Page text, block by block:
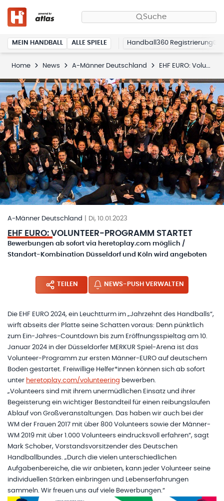
Suche
MEIN HANDBALL ALLE SPIELE Handball360 Registrierung
Home News A-Männer Deutschland EHF EURO: Volunteer-Programm startet
A-Männer Deutschland Di, 10.01.2023
EHF EURO: VOLUNTEER-PROGRAMM STARTET
Bewerbungen ab sofort via heretoplay.com möglich /
Standort-Kombination Düsseldorf und Köln wird angeboten
TEILEN NEWS-PUSH VERWALTEN
Die EHF EURO 2024, ein Leuchtturm im „Jahrzehnt des Handballs“,
wirft abseits der Platte seine Schatten voraus: Denn pünktlich
zum Ein-Jahres-Countdown bis zum Eröffnungsspieltag am 10.
Januar 2024 in der Düsseldorfer MERKUR Spiel-Arena ist das
Volunteer-Programm zur ersten Männer-EURO auf deutschem
Boden gestartet. Freiwillige Helfer*innen können sich ab sofort
unter heretoplay.com/volunteering bewerben.
„Volunteers sind mit ihrem unermüdlichen Einsatz und ihrer
Begeisterung ein wichtiger Bestandteil für einen reibungslaufen
Ablauf von Großveranstaltungen. Das haben wir auch bei der
WM der Frauen 2017 mit über 800 Volunteers sowie der Männer-
WM 2019 mit über 1.000 Volunteers eindrucksvoll erfahren“, sagt
Mark Schober, Vorstandsvorsitzender des Deutschen
Handballbundes. „Durch die vielen unterschiedlichen
Aufgabenbereiche, die wir anbieten, kann jeder Volunteer seine
individuellen Stärken einbringen und Lebenserfahrungen
sammeln. Wir freuen uns auf viele Bewerbungen.“